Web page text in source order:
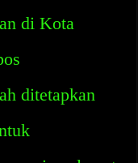
di Kota
ditetapkan